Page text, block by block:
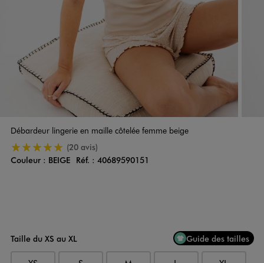
Débardeur lingerie en maille côtelée femme beige
5/5 de moyenne(20 avis)
Couleur
Couleur : BEIGE Réf. : 40689590151
Taille du XS au XL Guide des tailles